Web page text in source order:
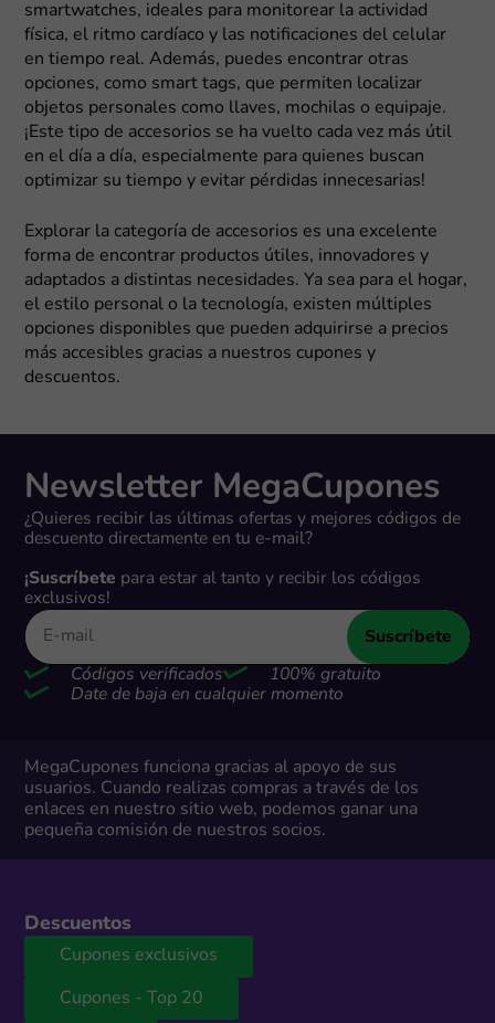
smartwatches, ideales para monitorear la actividad
física, el ritmo cardíaco y las notificaciones del celular
en tiempo real. Además, puedes encontrar otras
opciones, como smart tags, que permiten localizar
objetos personales como llaves, mochilas o equipaje.
¡Este tipo de accesorios se ha vuelto cada vez más útil
en el día a día, especialmente para quienes buscan
optimizar su tiempo y evitar pérdidas innecesarias!
Explorar la categoría de accesorios es una excelente
forma de encontrar productos útiles, innovadores y
adaptados a distintas necesidades. Ya sea para el hogar,
el estilo personal o la tecnología, existen múltiples
opciones disponibles que pueden adquirirse a precios
más accesibles gracias a nuestros cupones y
descuentos.
Newsletter MegaCupones
¿Quieres recibir las últimas ofertas y mejores códigos de
descuento directamente en tu e-mail?
¡Suscríbete para estar al tanto y recibir los códigos
exclusivos!
Suscríbete
Códigos verificados
100% gratuito
Date de baja en cualquier momento
MegaCupones funciona gracias al apoyo de sus
usuarios. Cuando realizas compras a través de los
enlaces en nuestro sitio web, podemos ganar una
pequeña comisión de nuestros socios.
Descuentos
Cupones exclusivos
Cupones - Top 20